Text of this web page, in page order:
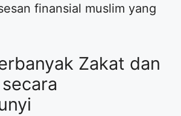
finansial muslim yang
Zakat dan